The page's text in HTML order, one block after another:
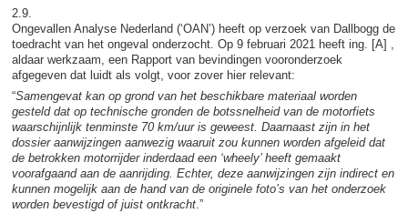
2.9.
Ongevallen Analyse Nederland (‘OAN’) heeft op verzoek van Dallbogg de
toedracht van het ongeval onderzocht. Op 9 februari 2021 heeft ing. [A] ,
aldaar werkzaam, een Rapport van bevindingen vooronderzoek
afgegeven dat luidt als volgt, voor zover hier relevant:
“Samengevat kan op grond van het beschikbare materiaal worden
gesteld dat op technische gronden de botssnelheid van de motorfiets
waarschijnlijk tenminste 70 km/uur is geweest. Daarnaast zijn in het
dossier aanwijzingen aanwezig waaruit zou kunnen worden afgeleid dat
de betrokken motorrijder inderdaad een ‘wheely’ heeft gemaakt
voorafgaand aan de aanrijding. Echter, deze aanwijzingen zijn indirect en
kunnen mogelijk aan de hand van de originele foto’s van het onderzoek
worden bevestigd of juist ontkracht.”